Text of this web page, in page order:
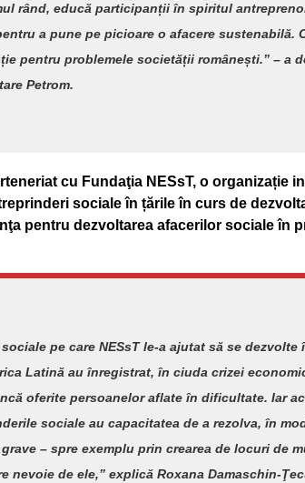
rând, educă participanții în spiritul
a pune pe picioare o afacere sustenabilă.
pentru problemele societății românești.” – a
Petrom.
cu Fundaţia NESsT, o organizație
sociale în țările în curs de
pentru dezvoltarea afacerilor sociale în
pe care NESsT le-a ajutat să se dezvolte
Latină au înregistrat, în ciuda crizei
oferite persoanelor aflate în dificultate. Iar
sociale au capacitatea de a rezolva, în
– spre exemplu prin crearea de locuri de
nevoie de ele,” explică Roxana Damaschin-